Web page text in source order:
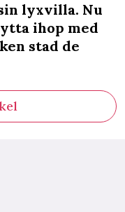
lyxvilla. Nu
ihop med
stad de